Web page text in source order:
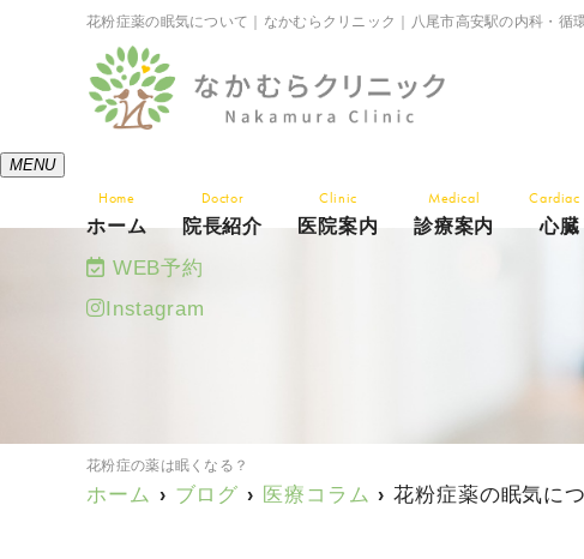
花粉症薬の眠気について｜なかむらクリニック｜八尾市高安駅の内科・循
MENU
Home
ホーム
Doctor
院長紹介
Clinic
医院案内
Medical
診療案内 心臓
WEB予約
Instagram
ホーム ブログ 医療コラム 花粉症薬の眠気に
花粉症の薬は眠くなる？